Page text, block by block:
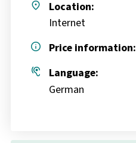
place
Location:
Internet
info
Price information:
hearing
Language:
German